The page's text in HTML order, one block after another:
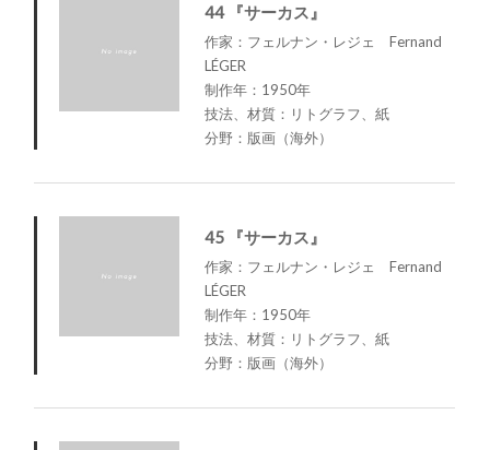
44 『サーカス』
作家：フェルナン・レジェ Fernand
LÉGER
制作年：1950年
技法、材質：リトグラフ、紙
分野：版画（海外）
45 『サーカス』
作家：フェルナン・レジェ Fernand
LÉGER
制作年：1950年
技法、材質：リトグラフ、紙
分野：版画（海外）